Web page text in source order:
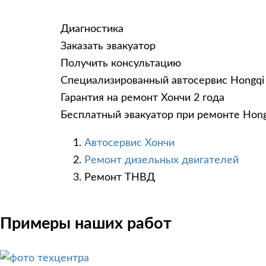
Диагностика
Заказать эвакуатор
Получить консультацию
Специализированный автосервис Hongqi
Гарантия на ремонт Хончи 2 года
Бесплатный эвакуатор при ремонте
Автосервис Хончи
Ремонт дизельных двигателей
Ремонт ТНВД
Примеры наших работ